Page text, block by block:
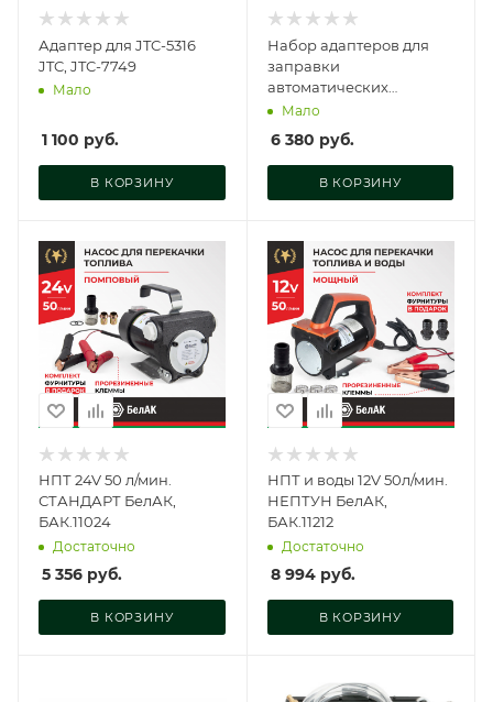
Адаптер для JTC-5316
JTC, JTC-7749
Мало
1 100 руб.
В КОРЗИНУ
Набор адаптеров для
заправки
автоматических
коробок передач, 10
предметов, ATS-3004-PS1
Мало
6 380 руб.
В КОРЗИНУ
НПТ 24V 50 л/мин.
СТАНДАРТ БелАК,
БАК.11024
Достаточно
5 356 руб.
В КОРЗИНУ
НПТ и воды 12V 50л/мин.
НЕПТУН БелАК,
БАК.11212
Достаточно
8 994руб.
В КОРЗИНУ